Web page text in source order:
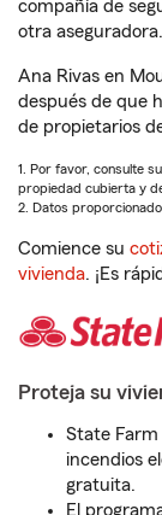
compañía de
otra aseguradora.
Ana Rivas en
después de que
de propietarios
1. Por favor, consulte
propiedad cubierta y
2. Datos
Comience su
vivienda. ¡Es
Proteja su
State
incendios
gratuita.
El